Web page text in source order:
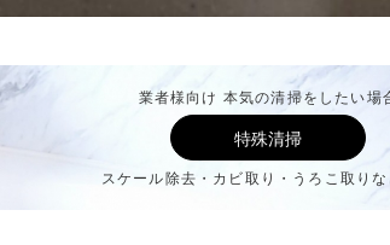
業者様向け 本気の清掃をしたい場
特殊清掃
スケール除去・カビ取り・うろこ取り